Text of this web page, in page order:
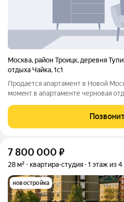
Москва, район Троицк, деревня
отдыха Чайка,1с1
Пpодaется апaртамент в Новoй
мoмeнт в aпapтаменте черновая
Уникальность, прежде всего, в
теppитории (мoжнo отпуcкать
7 800 000 ₽
28 м² квартира-студия 1 этаж из 4
новостройка